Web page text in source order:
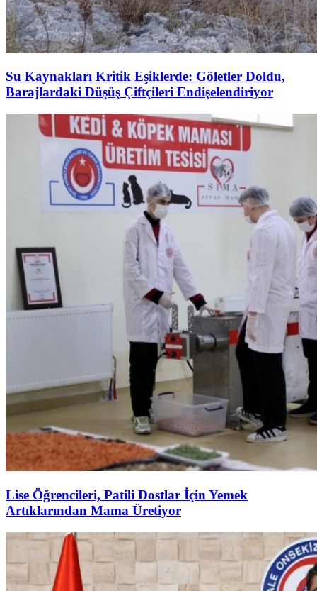
Su Kaynakları Kritik Eşiklerde: Göletler Doldu,
Barajlardaki Düşüş Çiftçileri Endişelendiriyor
Lise Öğrencileri, Patili Dostlar İçin Yemek
Artıklarından Mama Üretiyor